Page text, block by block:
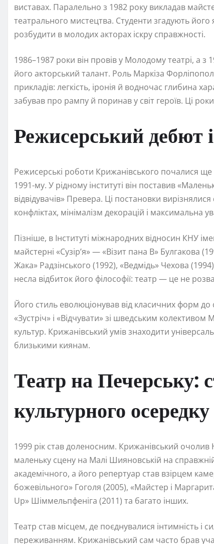
виставах. Паралельно з 1982 року викладав
театрального мистецтва. Студенти згадують
розбудити в молодих акторах іскру справжності.
1986–1987 роки він провів у Молодому театрі, а з
його акторський талант. Роль Маркіза
прикладів: легкість, іронія й водночас глибина
забував про рампу й поринав у світ героїв. Ці
Режисерський дебют
Режисерські роботи Крижанівського почалися ще
1991-му. У рідному інституті він поставив
відвідувачів» Превера. Ці постановки
конфліктах, мінімалізм декорацій і максимальна
Пізніше, в Інституті міжнародних відносин КНУ
майстерні «Сузір’я» — «Візит пана В» Булгакова
Жака» Радзінського (1992), «Ведмідь» Чехова
несла відбиток його філософії: театр — це не
Його стиль еволюціонував від класичних форм
«Зустріч» і «Відчувати» зі шведським колективом
культур. Крижанівський умів знаходити
близькими киянам.
Театр на Печерську:
культурного осередку
1999 рік став доленосним. Крижанівський
маленьку сцену на Малі Шияновській на
академічного, а його репертуар став взірцем
божевільного» Гоголя (2005), «Майстер і
Up» Шіммельпфеніга (2011) та багато інших.
Театр став місцем, де поєднувалися інтимність
переживанням. Крижанівський сам часто брав